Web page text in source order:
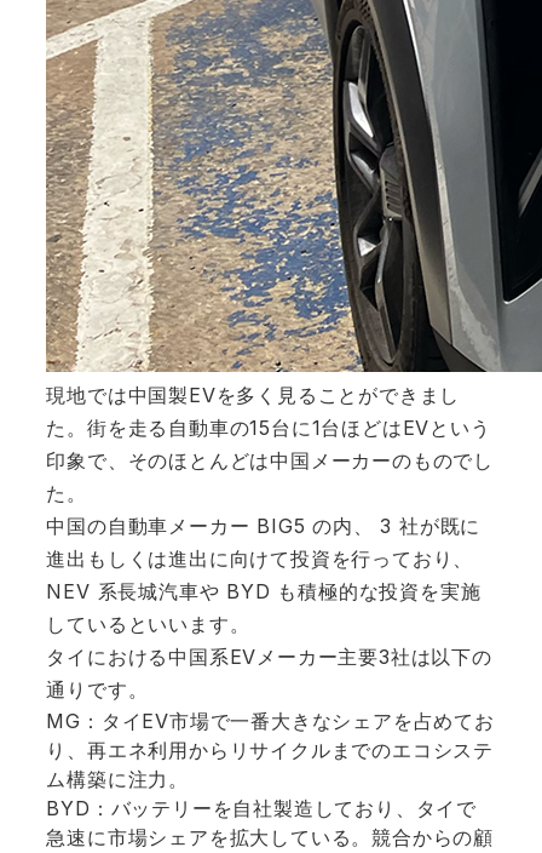
現地では中国製EVを多く見ることができまし
た。街を走る自動車の15台に1台ほどはEVという
印象で、そのほとんどは中国メーカーのものでし
た。
中国の自動車メーカー BIG5 の内、 3 社が既に
進出もしくは進出に向けて投資を行っており、
NEV 系長城汽車や BYD も積極的な投資を実施
しているといいます。
タイにおける中国系EVメーカー主要3社は以下の
通りです。
MG：タイEV市場で一番大きなシェアを占めてお
り、再エネ利用からリサイクルまでのエコシステ
ム構築に注力。
BYD：バッテリーを自社製造しており、タイで
急速に市場シェアを拡大している。競合からの顧